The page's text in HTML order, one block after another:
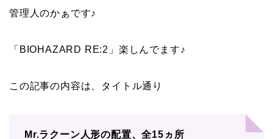
管理人のかぁです♪
「BIOHAZARD RE:2」楽しんでます♪
この記事の内容は、タイトル通り
Mr.ラクーン人形の配置、全15ヵ所